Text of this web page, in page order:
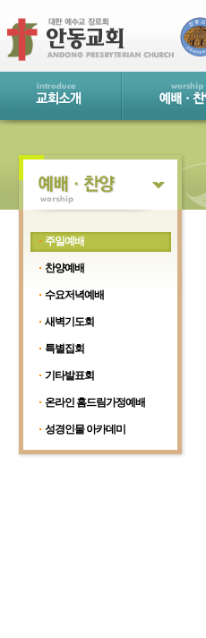
주일예배
찬양예배
수요저녁예배
새벽기도회
특별집회
기타발표회
온라인 홈드림가정예배
성경인물 아카데미